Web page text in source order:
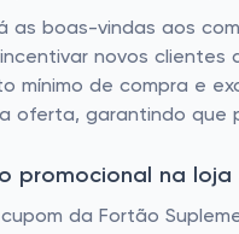
as boas-vindas aos
novos
mínimo de compra e
oferta, garantindo que
promocional na loja
da Fortão